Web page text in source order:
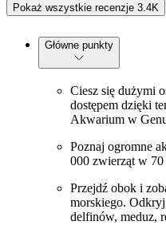
Pokaż wszystkie recenzje 3.4K
Główne punkty
Ciesz się dużymi
dostępem dzięki
Akwarium w
Poznaj ogromne
000 zwierząt w
Przejdź obok i
morskiego.
delfinów, meduz,